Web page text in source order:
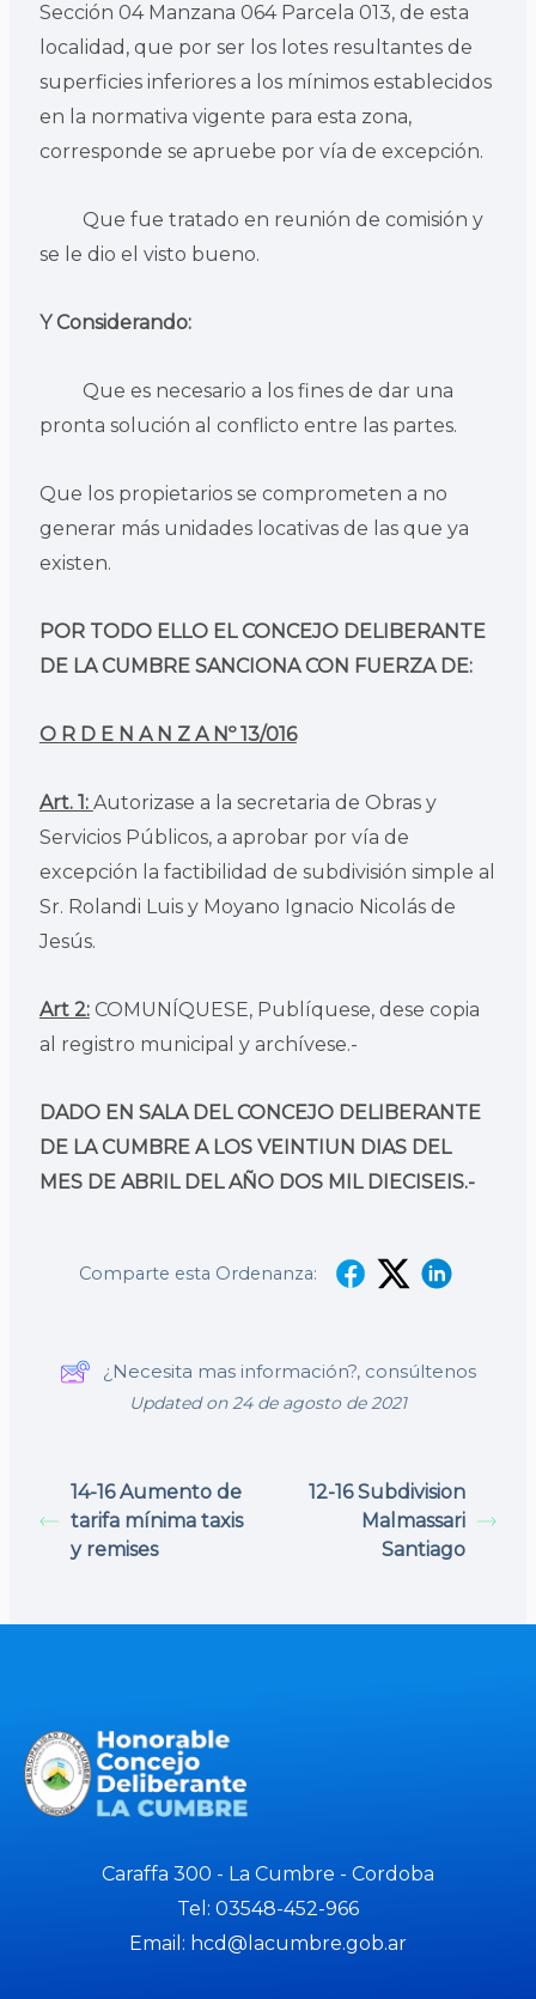
Sección 04 Manzana 064 Parcela 013, de esta
localidad, que por ser los lotes resultantes de
superficies inferiores a los mínimos establecidos
en la normativa vigente para esta zona,
corresponde se apruebe por vía de excepción.
Que fue tratado en reunión de comisión y
se le dio el visto bueno.
Y Considerando:
Que es necesario a los fines de dar una
pronta solución al conflicto entre las partes.
Que los propietarios se comprometen a no
generar más unidades locativas de las que ya
existen.
POR TODO ELLO EL CONCEJO DELIBERANTE
DE LA CUMBRE SANCIONA CON FUERZA DE:
O R D E N A N Z A Nº 13/016
Art. 1: Autorizase a la secretaria de Obras y
Servicios Públicos, a aprobar por vía de
excepción la factibilidad de subdivisión simple al
Sr. Rolandi Luis y Moyano Ignacio Nicolás de
Jesús.
Art 2:COMUNÍQUESE, Publíquese, dese copia
al registro municipal y archívese.-
DADO EN SALA DEL CONCEJO DELIBERANTE
DE LA CUMBRE A LOS VEINTIUN DIAS DEL
MES DE ABRIL DEL AÑO DOS MIL DIECISEIS.-
Comparte esta Ordenanza:
¿Necesita mas información?, consúltenos
Updated on 24 de agosto de 2021
14-16 Aumento de
tarifa mínima taxis
y remises
12-16 Subdivision
Malmassari
Santiago
Caraffa 300 - La Cumbre - Cordoba
Tel: 03548-452-966
Email: hcd@lacumbre.gob.ar